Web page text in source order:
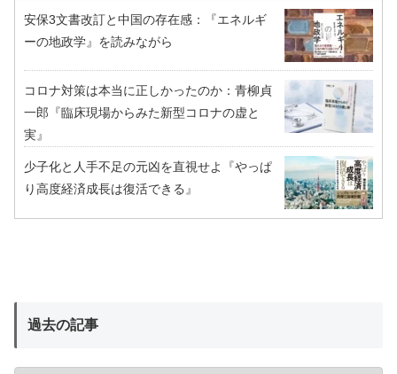
安保3文書改訂と中国の存在感：『エネルギ
ーの地政学』を読みながら
コロナ対策は本当に正しかったのか：青柳貞
一郎『臨床現場からみた新型コロナの虚と
実』
少子化と人手不足の元凶を直視せよ『やっぱ
り高度経済成長は復活できる』
過去の記事